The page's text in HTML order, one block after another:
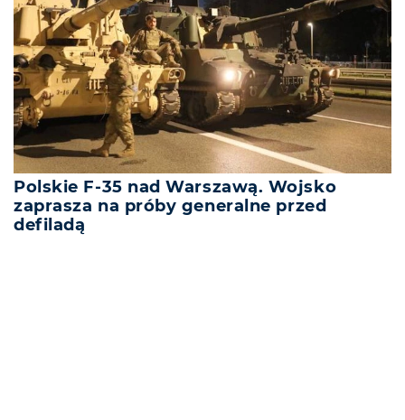
Polskie F-35 nad Warszawą. Wojsko
zaprasza na próby generalne przed
defiladą